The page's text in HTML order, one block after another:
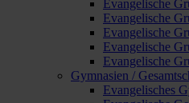
Evangelische
Evangelische
Evangelische
Evangelische
Evangelische
Gymnasien /
Evangelisches